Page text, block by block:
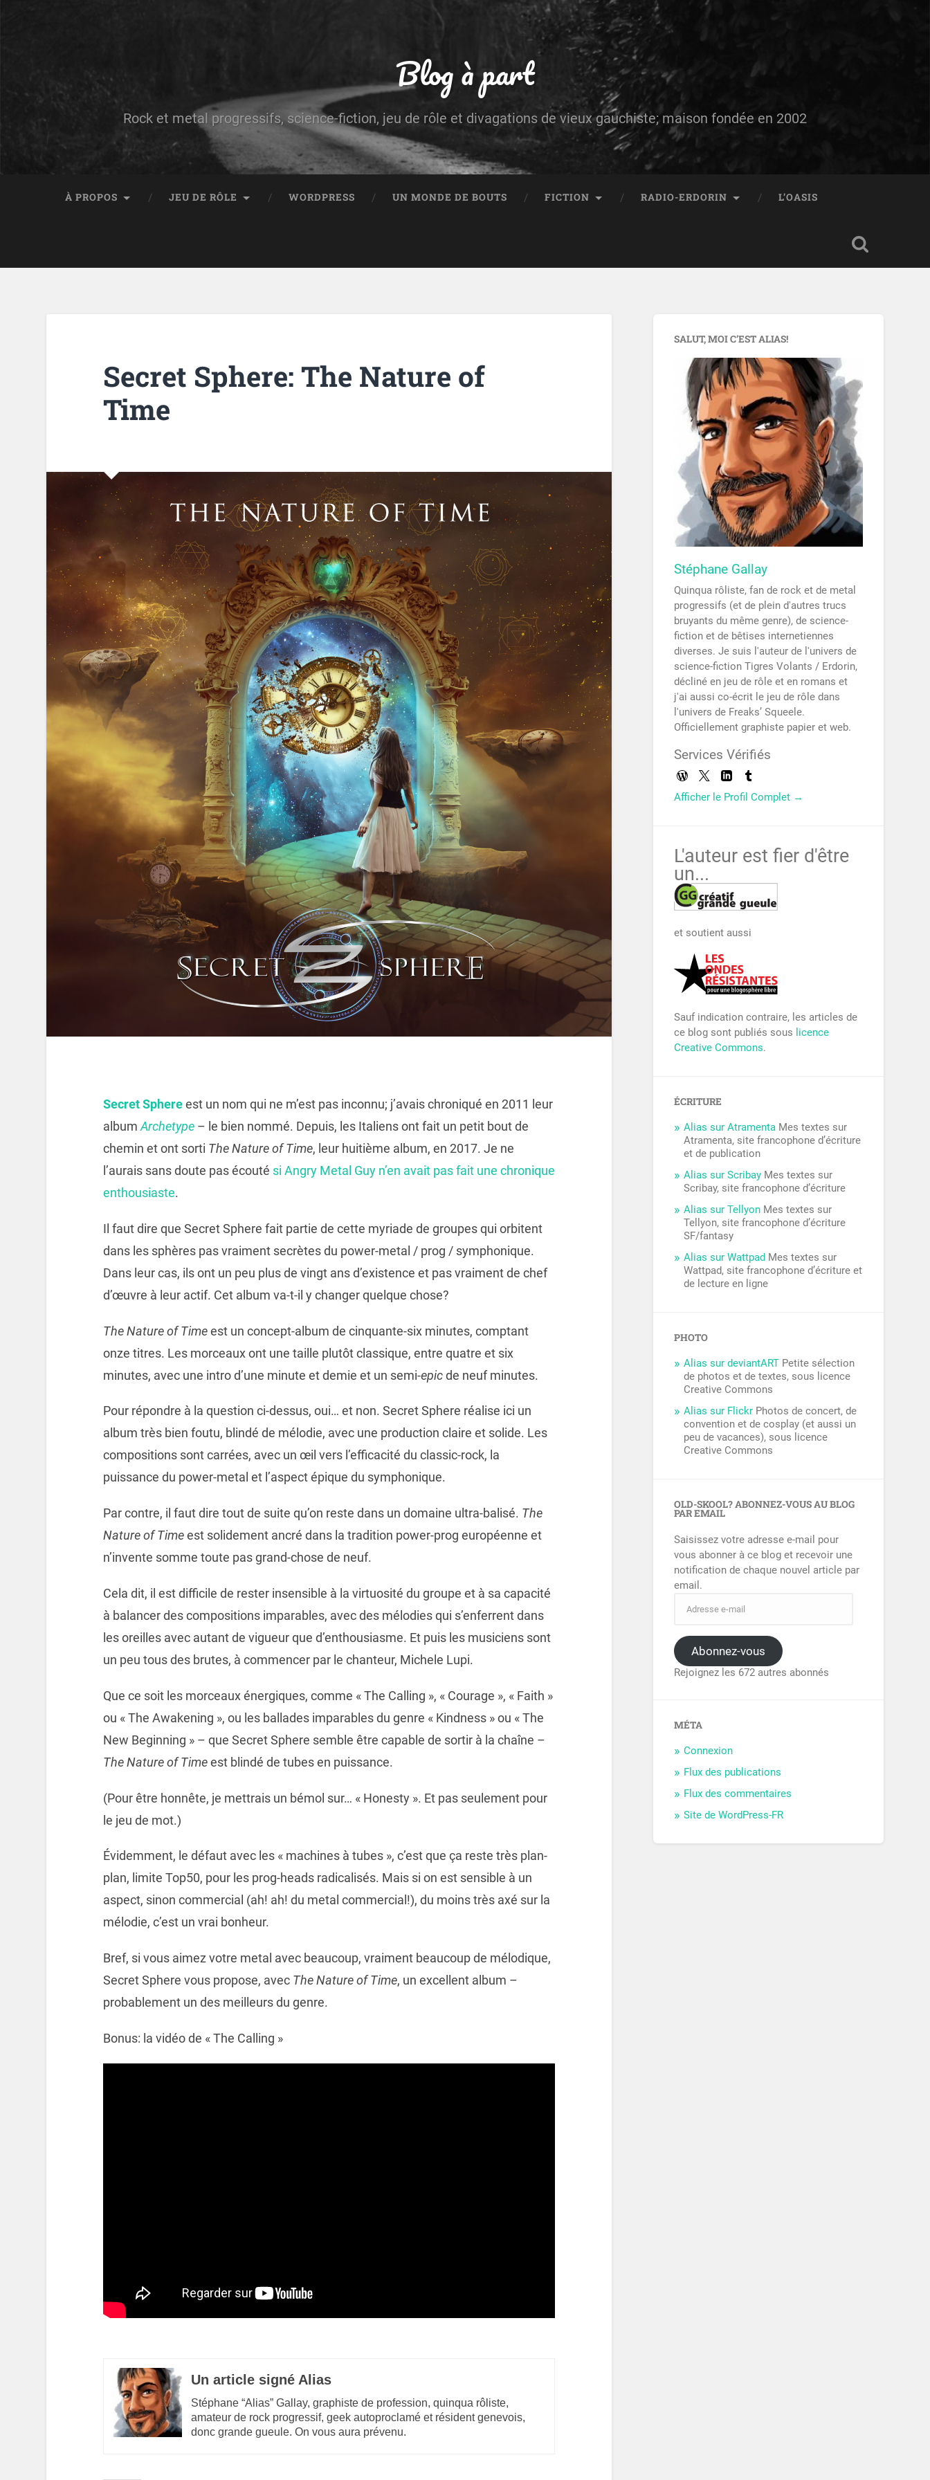
Blog à part
Rock et metal progressifs, science-fiction, jeu de rôle et divagations de vieux gauchiste; maison fondée en 2002
À PROPOS JEU DE RÔLE WORDPRESS UN MONDE DE BOUTS FICTION RADIO-ERDORIN L’OASIS
Secret Sphere: The Nature of
Time
Secret Sphereest un nom qui ne m’est pas inconnu; j’avais chroniqué en 2011 leur
album Archetype– le bien nommé. Depuis, les Italiens ont fait un petit bout de
chemin et ont sorti The Nature of Time, leur huitième album, en 2017. Je ne
l’aurais sans doute pas écouté si Angry Metal Guy n’en avait pas fait une chronique
enthousiaste.
Il faut dire que Secret Sphere fait partie de cette myriade de groupes qui orbitent
dans les sphères pas vraiment secrètes du power-metal / prog / symphonique.
Dans leur cas, ils ont un peu plus de vingt ans d’existence et pas vraiment de chef
d’œuvre à leur actif. Cet album va-t-il y changer quelque chose?
The Nature of Timeest un concept-album de cinquante-six minutes, comptant
onze titres. Les morceaux ont une taille plutôt classique, entre quatre et six
minutes, avec une intro d’une minute et demie et un semi-epicde neuf minutes.
Pour répondre à la question ci-dessus, oui… et non. Secret Sphere réalise ici un
album très bien foutu, blindé de mélodie, avec une production claire et solide. Les
compositions sont carrées, avec un œil vers l’efficacité du classic-rock, la
puissance du power-metal et l’aspect épique du symphonique.
Par contre, il faut dire tout de suite qu’on reste dans un domaine ultra-balisé. The
Nature of Timeest solidement ancré dans la tradition power-prog européenne et
n’invente somme toute pas grand-chose de neuf.
Cela dit, il est difficile de rester insensible à la virtuosité du groupe et à sa capacité
à balancer des compositions imparables, avec des mélodies qui s’enferrent dans
les oreilles avec autant de vigueur que d’enthousiasme. Et puis les musiciens sont
un peu tous des brutes, à commencer par le chanteur, Michele Lupi.
Que ce soit les morceaux énergiques, comme « The Calling », « Courage », « Faith »
ou « The Awakening », ou les ballades imparables du genre « Kindness » ou « The
New Beginning » – que Secret Sphere semble être capable de sortir à la chaîne –
The Nature of Timeest blindé de tubes en puissance.
(Pour être honnête, je mettrais un bémol sur… « Honesty ». Et pas seulement pour
le jeu de mot.)
Évidemment, le défaut avec les « machines à tubes », c’est que ça reste très plan-
plan, limite Top50, pour les prog-heads radicalisés. Mais si on est sensible à un
aspect, sinon commercial (ah! ah! du metal commercial!), du moins très axé sur la
mélodie, c’est un vrai bonheur.
Bref, si vous aimez votre metal avec beaucoup, vraiment beaucoup de mélodique,
Secret Sphere vous propose, avec The Nature of Time, un excellent album –
probablement un des meilleurs du genre.
Bonus: la vidéo de « The Calling »
Un article signé Alias
Stéphane “Alias” Gallay, graphiste de profession, quinqua rôliste,
amateur de rock progressif, geek autoproclamé et résident genevois,
donc grande gueule. On vous aura prévenu.
SALUT, MOI C’EST ALIAS!
Stéphane Gallay
Quinqua rôliste, fan de rock et de metal
progressifs (et de plein d'autres trucs
bruyants du même genre), de science-
fiction et de bêtises internetiennes
diverses. Je suis l'auteur de l'univers de
science-fiction Tigres Volants / Erdorin,
décliné en jeu de rôle et en romans et
j'ai aussi co-écrit le jeu de rôle dans
l'univers de Freaks’ Squeele.
Officiellement graphiste papier et web.
Services Vérifiés
Afficher le Profil Complet →
L'auteur est fier d'être
un...
et soutient aussi
Sauf indication contraire, les articles de
ce blog sont publiés sous licence
Creative Commons.
ÉCRITURE
Alias sur Atramenta Mes textes sur
Atramenta, site francophone d’écriture
et de publication
Alias sur Scribay Mes textes sur
Scribay, site francophone d’écriture
Alias sur Tellyon Mes textes sur
Tellyon, site francophone d’écriture
SF/fantasy
Alias sur Wattpad Mes textes sur
Wattpad, site francophone d’écriture et
de lecture en ligne
PHOTO
Alias sur deviantART Petite sélection
de photos et de textes, sous licence
Creative Commons
Alias sur Flickr Photos de concert, de
convention et de cosplay (et aussi un
peu de vacances), sous licence
Creative Commons
OLD-SKOOL? ABONNEZ-VOUS AU BLOG
PAR EMAIL
Saisissez votre adresse e-mail pour
vous abonner à ce blog et recevoir une
notification de chaque nouvel article par
email.
Abonnez-vous
Rejoignez les 672 autres abonnés
MÉTA
Connexion
Flux des publications
Flux des commentaires
Site de WordPress-FR